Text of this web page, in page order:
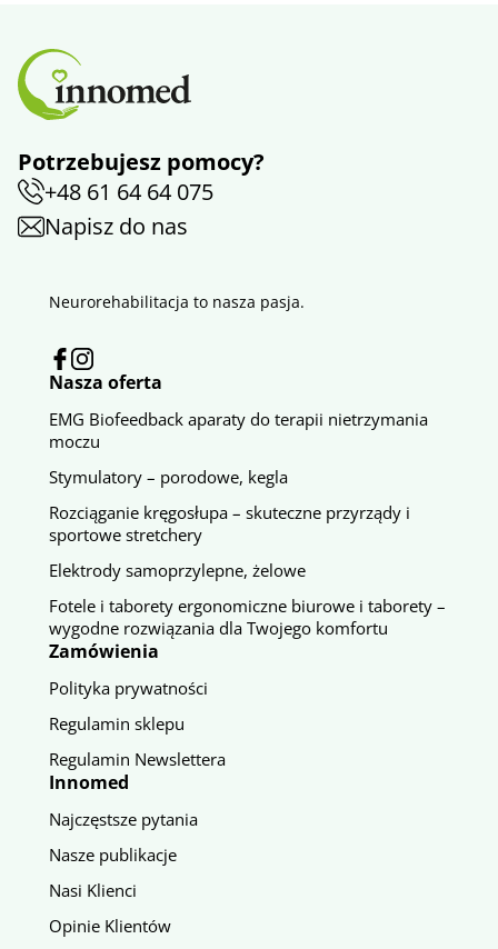
Potrzebujesz pomocy?
+48 61 64 64 075
Napisz do nas
Neurorehabilitacja to nasza pasja.
Nasza oferta
EMG Biofeedback aparaty do terapii nietrzymania
moczu
Stymulatory – porodowe, kegla
Rozciąganie kręgosłupa – skuteczne przyrządy i
sportowe stretchery
Elektrody samoprzylepne, żelowe
Fotele i taborety ergonomiczne biurowe i taborety –
wygodne rozwiązania dla Twojego komfortu
Zamówienia
Polityka prywatności
Regulamin sklepu
Regulamin Newslettera
Innomed
Najczęstsze pytania
Nasze publikacje
Nasi Klienci
Opinie Klientów